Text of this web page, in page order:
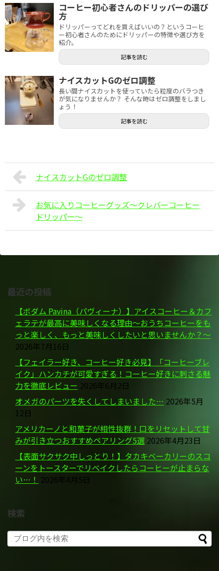
コーヒー初心者さんのドリッパーの選び
方
ドリッパーってどれを買えばいいの？というコーヒ
ー初心者さんのためにドリッパーの特徴や選び方を
紹介。
記事を読む
ナイスカットGのゼロ調整
長い間ナイスカットを使っていたら粒度のバラつき
が気になりませんか？ そんな時はゼロ調整をしまし
ょう！
記事を読む
ナイスカットGのゼロ調整
お気に入りコーヒーグッズ～クレバーコーヒー
ドリッパー～
最近の投稿
【ボダム Pavina（パヴィーナ）】アイスコーヒー＆カフ
ェラテが最高に美味しくなる理由～おうちコーヒーをも
っと楽しく、もっと美味しくしたいと思いませんか？～
2026年7月16日
【フェイラー好き、コーヒー好き必見】「コーヒーブレ
イク」ハンカチが可愛すぎる！コーヒー好きに刺さる魅
力を徹底レビュー 2026年6月2日
オメガのパーツを失くしてしまいました… 2026年5月
12日
アメリカーノと和菓子が相性抜群！口をリセットして甘
みが引き立つおすすめペアリング5選 2026年4月23日
【表面サクサク中しっとり！】タカキベーカリーのスコ
ーンをトースターでリベイクしたらコーヒーが止まらな
い…！ 2026年4月5日
検索